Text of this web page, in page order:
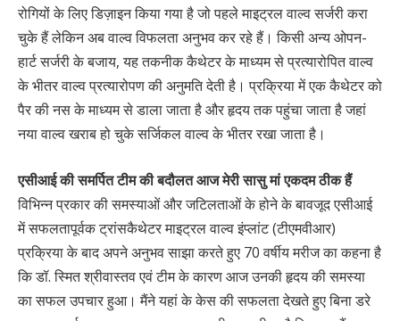
रोगियों के लिए डिज़ाइन किया गया है जो पहले माइट्रल वाल्व सर्जरी करा
चुके हैं लेकिन अब वाल्व विफलता अनुभव कर रहे हैं। किसी अन्य ओपन-
हार्ट सर्जरी के बजाय, यह तकनीक कैथेटर के माध्यम से प्रत्यारोपित वाल्व
के भीतर वाल्व प्रत्यारोपण की अनुमति देती है। प्रक्रिया में एक कैथेटर को
पैर की नस के माध्यम से डाला जाता है और हृदय तक पहुंचा जाता है जहां
नया वाल्व खराब हो चुके सर्जिकल वाल्व के भीतर रखा जाता है।
एसीआई की समर्पित टीम की बदौलत आज मेरी सासु मां एकदम ठीक हैं
विभिन्न प्रकार की समस्याओं और जटिलताओं के होने के बावजूद एसीआई
में सफलतापूर्वक ट्रांसकैथेटर माइट्रल वाल्व इंप्लांट (टीएमवीआर)
प्रक्रिया के बाद अपने अनुभव साझा करते हुए 70 वर्षीय मरीज का कहना है
कि डॉ. स्मित श्रीवास्तव एवं टीम के कारण आज उनकी हृदय की समस्या
का सफल उपचार हुआ। मैंने यहां के केस की सफलता देखते हुए बिना डरे